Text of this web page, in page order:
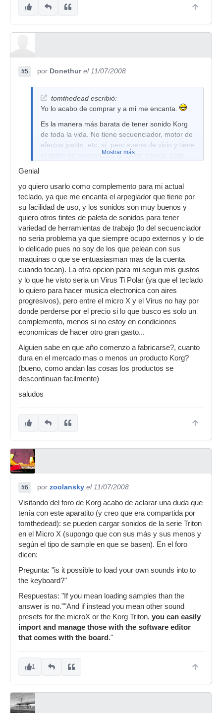
#5 por Donethur el 11/07/2008
tomthedead escribió:
Yo lo acabo de comprar y a mi me encanta.
Es la manera más barata de tener sonido Korg
de toda la vida. No tiene secuenciador, motor de
efectos justito, etc, sí, pero suena de vicio y tiene
el doble de memoria de un triton clásico. Está
Teniendo un porcentaje muy alto de los
programas y combis de la base de todos los
tritones, para mi suena mejor y tiene algunas
nuevas, creo, que suenan de vicio. Es una
pequeña bestia que pasa desapercibida, tal vez
muchos piensen que es de la familia del R3,
pero es una joya oculta.
Obviamente, el hecho de que su precio sea el
que es (y ya no te digo si lo pillas de segunda
mano
) ayuda mucho a que te guste más de
lo que te gustaria si valiese el doble...
Saludos.
Mostrar más
Genial
yo quiero usarlo como complemento para mi actual
teclado, ya que me encanta el arpegiador que tiene por
su facilidad de uso, y los sonidos son muy buenos y
quiero otros tintes de paleta de sonidos para tener
variedad de herramientas de trabajo (lo del secuenciador
no seria problema ya que siempre ocupo externos y lo de
lo delicado pues no soy de los que pelean con sus
maquinas o que se entuasiasman mas de la cuenta
cuando tocan). La otra opcion para mi segun mis gustos
y lo que he visto seria un Virus Ti Polar (ya que el teclado
lo quiero para hacer musica electronica con aires
progresivos), pero entre el micro X y el Virus no hay por
donde perderse por el precio si lo que busco es solo un
complemento, menos si no estoy en condiciones
economicas de hacer otro gran gasto...
Alguien sabe en que año comenzo a fabricarse?, cuanto
dura en el mercado mas o menos un producto Korg?
(bueno, como andan las cosas los productos se
descontinuan facilmente)
saludos
#6 por zoolansky el 11/07/2008
Visitando del foro de Korg acabo de aclarar una duda que
tenía con este aparatito (y creo que era compartida por
tomthedead): se pueden cargar sonidos de la serie Triton
en el Micro X (supongo que con sus más y sus menos y
según el tipo de sample en que se basen). En el foro
dicen:
Pregunta: "is it possible to load your own sounds into to
the keyboard?"
Respuestas: "If you mean loading samples than the
answer is no.""And if instead you mean other sound
presets for the microX or the Korg Triton, you can easily
import and manage those with the software editor
that comes with the board."
1